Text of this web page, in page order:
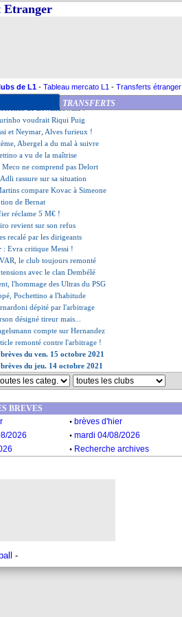
Etranger
de L1 - Tableau mercato L1 - Transferts étranger
TRANSFERTS
réclamerait une fortune !
corrige Auxerre 6-0 !
tient à soutenir Lenglet
régale, Liverpool s'amuse 5-0 !
de Lewandowski ?
voudrait Riqui Puig
et Neymar, Alves furieux !
Abergel a du mal à suivre
a vu de la maîtrise
Meco ne comprend pas Delort
Adli rassure sur sa situation
compare Kovac à Simeone
de Bernat
réclame 5 M€ !
revient sur son refus
recalé par les dirigeants
: Evra critique Messi !
le club toujours remonté
tensions avec le clan Dembélé
l'hommage des Ultras du PSG
Pochettino a l'habitude
dépité par l'arbitrage
désigné tireur mais...
compte sur Hernandez
remonté contre l'arbitrage !
du ven. 15 octobre 2021
du jeu. 14 octobre 2021
BREVES
. brèves d'hier
2026 . mardi 04/08/2026
. Recherche archives
-